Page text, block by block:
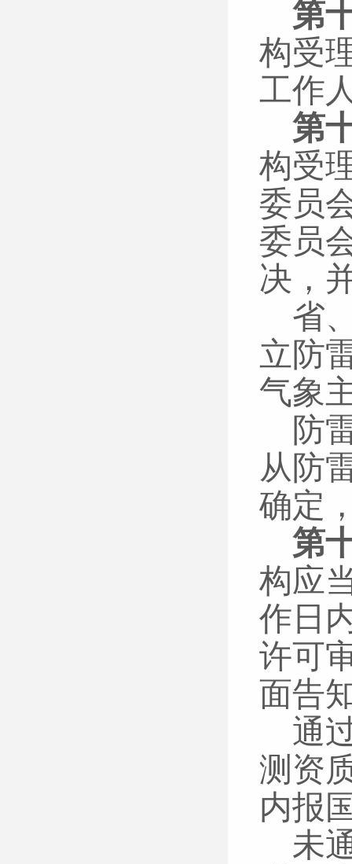
第
构受
工作
第
构受
委员
委员
决，
省
立防
气象
防
从防
确定
第
构应
作日
许可
面告
通
测资
内报
未